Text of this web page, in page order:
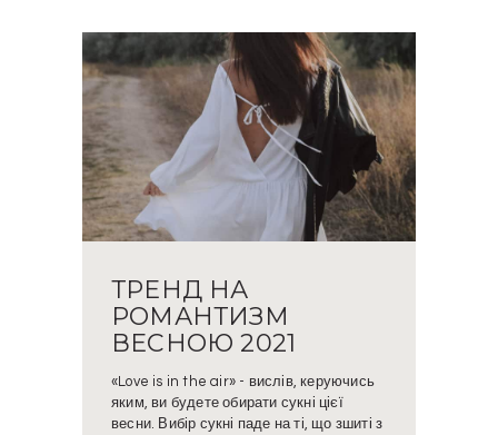
ТРЕНД НА
РОМАНТИЗМ
ВЕСНОЮ 2021
«Love is in the air» - вислів, керуючись
яким, ви будете обирати сукні цієї
весни. Вибір сукні паде на ті, що зшиті з